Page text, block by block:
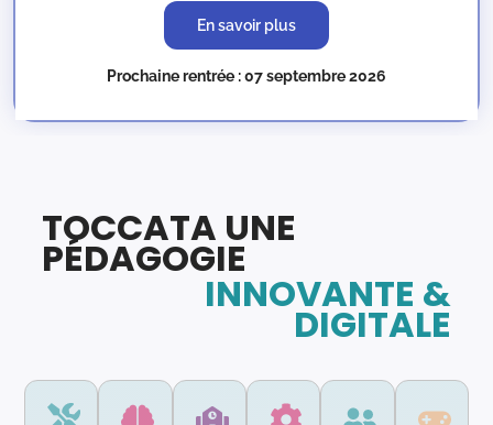
En savoir plus
Prochaine rentrée : 07 septembre 2026
TOCCATA UNE
PÉDAGOGIE
INNOVANTE &
DIGITALE